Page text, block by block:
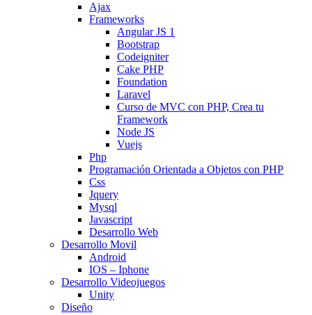
Ajax
Frameworks
Angular JS 1
Bootstrap
Codeigniter
Cake PHP
Foundation
Laravel
Curso de MVC con PHP, Crea tu
Framework
Node JS
Vuejs
Php
Programación Orientada a Objetos con PHP
Css
Jquery
Mysql
Javascript
Desarrollo Web
Desarrollo Movil
Android
IOS – Iphone
Desarrollo Videojuegos
Unity
Diseño